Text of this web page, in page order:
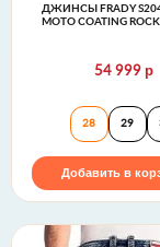
ДЖИНСЫ FRADY
MOTO COATING ROCK
54 999 р
28 29
Добавить в